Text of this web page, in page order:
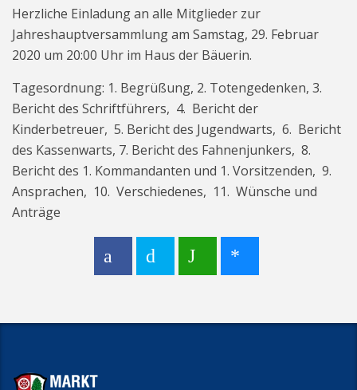
Herzliche Einladung an alle Mitglieder zur
Jahreshauptversammlung am Samstag, 29. Februar
2020 um 20:00 Uhr im Haus der Bäuerin.
Tagesordnung: 1. Begrüßung, 2. Totengedenken, 3.
Bericht des Schriftführers, 4. Bericht der
Kinderbetreuer, 5. Bericht des Jugendwarts, 6. Bericht
des Kassenwarts, 7. Bericht des Fahnenjunkers, 8.
Bericht des 1. Kommandanten und 1. Vorsitzenden, 9.
Ansprachen, 10. Verschiedenes, 11. Wünsche und
Anträge